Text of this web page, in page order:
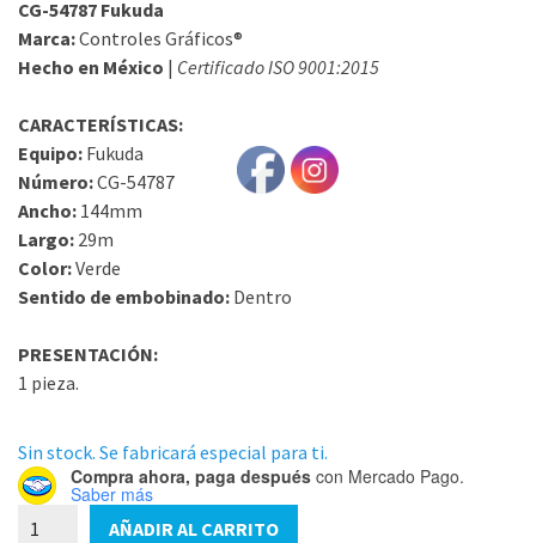
CG-54787 Fukuda
Marca:Controles Gráficos®
Hecho en México | Certificado ISO 9001:2015
CARACTERÍSTICAS:
Equipo: Fukuda
Número:CG-54787
Ancho: 144mm
Largo: 29m
Color:Verde
Sentido de embobinado: Dentro
PRESENTACIÓN:
1 pieza.
Sin stock. Se fabricará especial para ti.
Compra ahora, paga después con Mercado Pago.
Saber más
Papel
AÑADIR AL CARRITO